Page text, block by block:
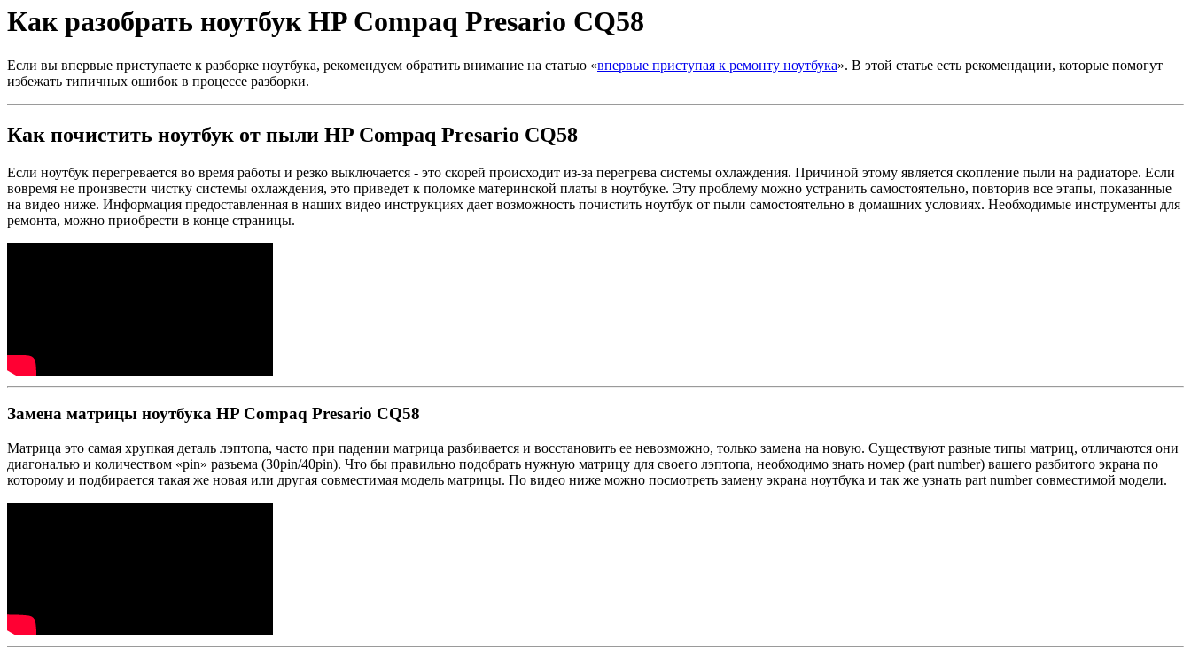
Как разобрать ноутбук HP Compaq Presario CQ58
Если вы впервые приступаете к разборке ноутбука, рекомендуем обратить внимание на статью «впервые приступая к ремонту ноутбука». В этой статье есть рекомендации, которые помогут
избежать типичных ошибок в процессе разборки.
Как почистить ноутбук от пыли HP Compaq Presario CQ58
Если ноутбук перегревается во время работы и резко выключается - это скорей происходит из-за перегрева системы охлаждения. Причиной этому является скопление пыли на радиаторе. Если
вовремя не произвести чистку системы охлаждения, это приведет к поломке материнской платы в ноутбуке. Эту проблему можно устранить самостоятельно, повторив все этапы, показанные
на видео ниже. Информация предоставленная в наших видео инструкциях дает возможность почистить ноутбук от пыли самостоятельно в домашних условиях. Необходимые инструменты для
ремонта, можно приобрести в конце страницы.
Замена матрицы ноутбука HP Compaq Presario CQ58
Матрица это самая хрупкая деталь лэптопа, часто при падении матрица разбивается и восстановить ее невозможно, только замена на новую. Существуют разные типы матриц, отличаются они
диагональю и количеством «pin» разъема (30pin/40pin). Что бы правильно подобрать нужную матрицу для своего лэптопа, необходимо знать номер (part number) вашего разбитого экрана по
которому и подбирается такая же новая или другая совместимая модель матрицы. По видео ниже можно посмотреть замену экрана ноутбука и так же узнать part number совместимой модели.